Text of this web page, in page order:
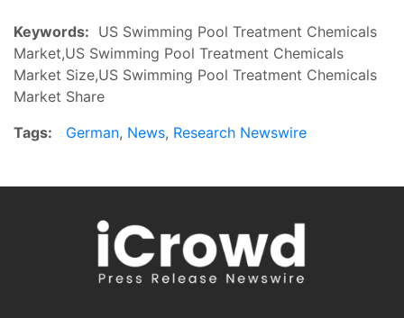
Keywords: US Swimming Pool Treatment Chemicals
Market,US Swimming Pool Treatment Chemicals
Market Size,US Swimming Pool Treatment Chemicals
Market Share
Tags:
German, News, Research Newswire